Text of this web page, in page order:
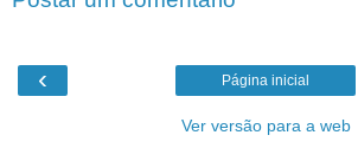
‹ Página inicial
Ver versão para a web